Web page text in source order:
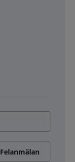
Felanmälan